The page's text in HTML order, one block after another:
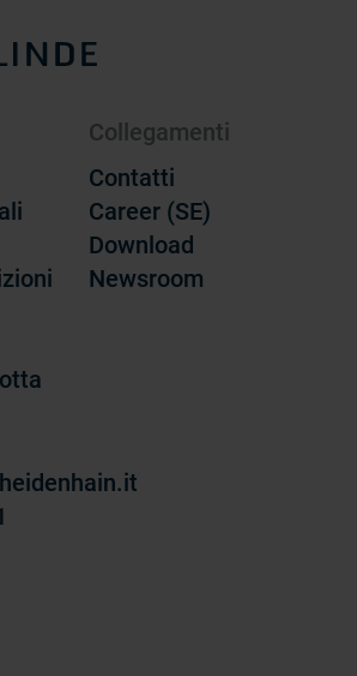
Collegamenti
Contatti
Career (SE)
Download
Newsroom